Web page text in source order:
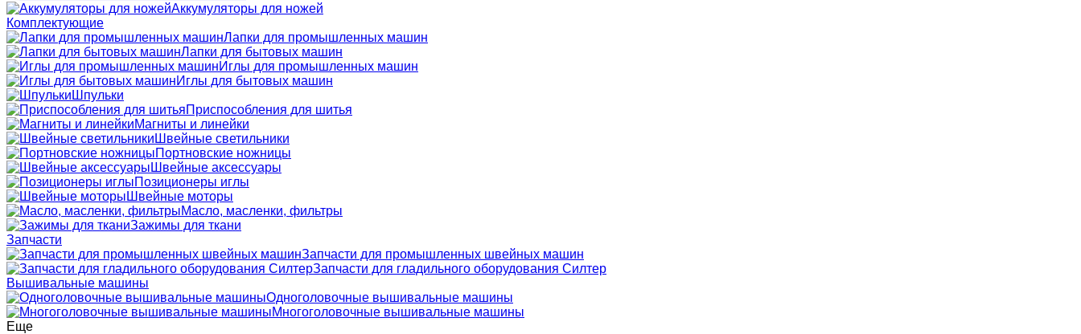
Аккумуляторы для ножей
Комплектующие
Лапки для промышленных машин
Лапки для бытовых машин
Иглы для промышленных машин
Иглы для бытовых машин
Шпульки
Приспособления для шитья
Магниты и линейки
Швейные светильники
Портновские ножницы
Швейные аксессуары
Позиционеры иглы
Швейные моторы
Масло, масленки, фильтры
Зажимы для ткани
Запчасти
Запчасти для промышленных швейных машин
Запчасти для гладильного оборудования Силтер
Вышивальные машины
Одноголовочные вышивальные машины
Многоголовочные вышивальные машины
Еще